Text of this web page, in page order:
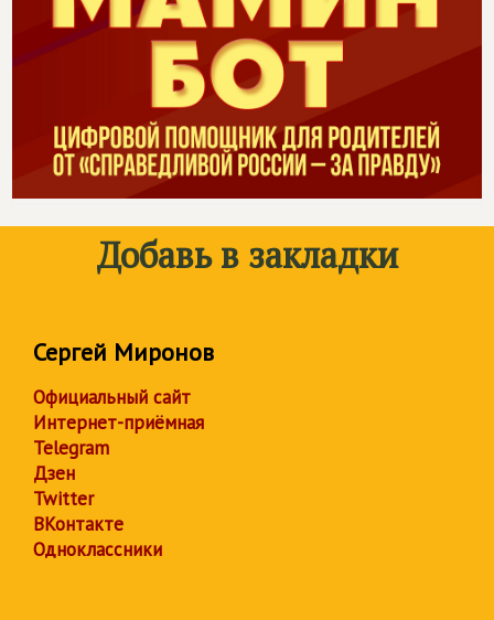
Добавь в закладки
Сергей Миронов
Официальный сайт
Интернет-приёмная
Telegram
Дзен
Twitter
ВКонтакте
Одноклассники